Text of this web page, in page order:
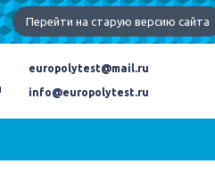
Перейти на старую версию сайта
europolytest@mail.ru
info@europolytest.ru